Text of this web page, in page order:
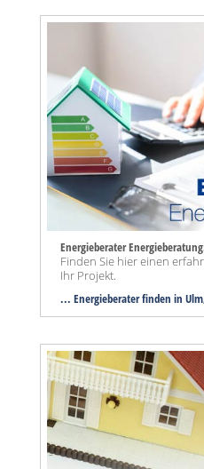
Energieberater
Finden Sie hier einen
Ihr Projekt.
... Energieberater finden in